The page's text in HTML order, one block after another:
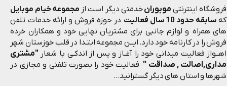
فروشگاه اینترنتی موبورانخدمتی دیگر است از مجموعه خیام موبایل
که سابقه حدود 10 سال فعالیت
در حوزه فروش و ارائه خدمات تلفن
های همراه و لوازم جانبی برای مشتریان نهایی خود و همکاران خرده
فروش را در کارنامه خود دارد. ایــن مجموعه ابتـدا در قلب خوزستان شهر
اهــواز فعالیت میدانی خود را آغـاز و پس از اندکـی با شعار "مشتری
مداری,اصالت , صداقت " فعالیت خود را بصورت تلفنی و مجازی در
شهرها و استان های دیگر گسترانید...